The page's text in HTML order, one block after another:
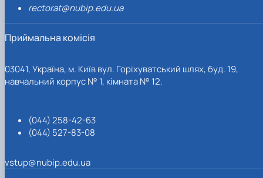
rectorat@nubip.edu.ua
Приймальна комісія
03041, Україна, м. Київ вул. Горіхуватський шлях, буд. 19,
навчальний корпус № 1, кімната № 12.
(044) 258-42-63
(044) 527-83-08
vstup@nubip.edu.ua